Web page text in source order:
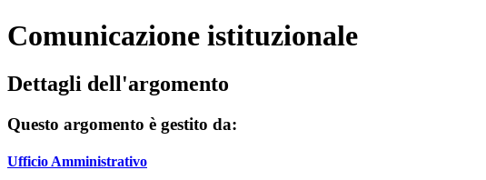
Comunicazione istituzionale
Dettagli dell'argomento
Questo argomento è gestito da:
Ufficio Amministrativo